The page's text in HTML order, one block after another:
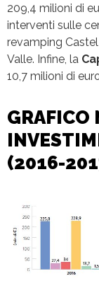
209,4 milioni di
interventi sulle
revamping
Valle. Infine, la
10,7 milioni di
GRAFICO
(2016-